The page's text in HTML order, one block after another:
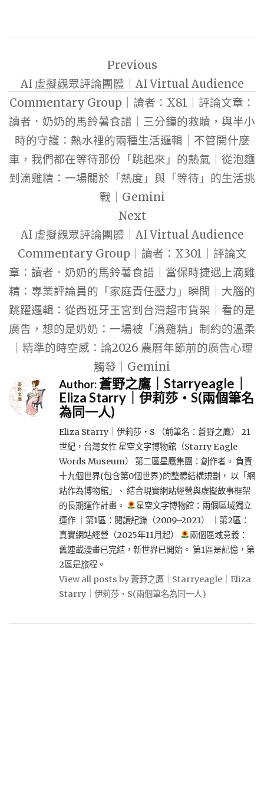
導
覽
Previous
AI 虛擬觀眾評論團體｜AI Virtual Audience
Commentary Group｜讀者：X81｜評論文章：
讀者．奶奶的馬鈴薯食譜｜三分鐘的救贖，與半小
時的守護：熱水裡的兩種生活邏輯｜不管開什麼
車，我們都在等待那份「跳起來」的熱氣｜從泡麵
到滴雞精：一場關於「熱度」與「等待」的生活挑
戰｜Gemini
Next
AI 虛擬觀眾評論團體｜AI Virtual Audience
Commentary Group｜讀者：X301｜評論文
章：讀者．奶奶的馬鈴薯食譜｜當保時捷遇上滴雞
精：專業評論員的「家庭責任壓力」瞬間｜大腦的
跳躍邏輯：從西班牙王宮到台灣超市貨架｜看的是
廣告，想的是奶奶：一場被「滴雞精」制約的溫柔
｜精準的時空感：論2026 農曆年節前的廣告心理
觸發｜Gemini
Author:蒼野之鷹｜Starryeagle｜
Eliza Starry｜伊莉莎・S(兩個筆名
為同一人)
Eliza Starry｜伊莉莎・S （前筆名：蒼野之鷹） 21
世紀，台灣女性 星空文字博物館（Starry Eagle
Words Museum） 第二區星鷹集團：創作者。 負責
十九個世界(包含第0個世界)的整體結構規劃， 以「網
站作為博物館」、 結合現實網站經營與虛擬故事框架
的長期運作計畫。
星空文字博物館：兩個區域獨立
運作 ｜第1區：閱讀紀錄（2009–2023） ｜第2區：
真實網站經營（2025年11月起）
兩個區域意義：
舊連載漫畫已完結，新世界已開始。 第1區是記憶，第
2區是旅程。
View all posts by 蒼野之鷹｜Starryeagle｜Eliza
Starry｜伊莉莎・S(兩個筆名為同一人)